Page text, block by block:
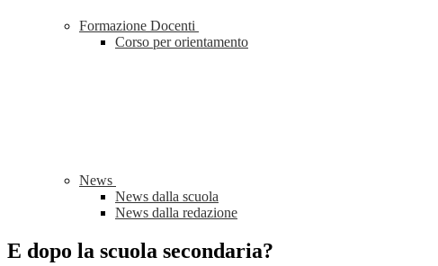
Formazione Docenti
Corso per orientamento
News
News dalla scuola
News dalla redazione
E dopo la scuola secondaria?